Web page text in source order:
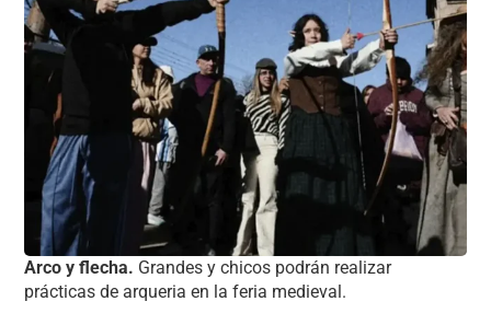
Arco y flecha. Grandes y chicos podrán realizar
prácticas de arqueria en la feria medieval.